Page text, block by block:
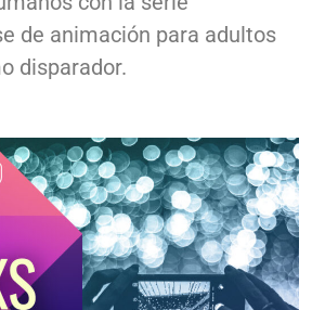
de animación para adultos
disparador.